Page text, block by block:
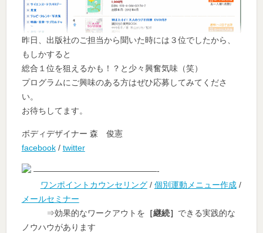
昨日、出版社のご担当から聞いた時には３位でしたから、
もしかすると
総合１位を狙えるかも！？と少々興奮気味（笑）
プログラムにご興味のある方はぜひ応募してみてくださ
い。
お待ちしてます。
ボディデザイナー 森 俊憲
facebook/ twitter
———————————————-
ワンポイントカウンセリング/ 個別運動メニュー作成/
メールセミナー
⇒効果的なワークアウトを ［継続］ できる実践的な
ノウハウがあります